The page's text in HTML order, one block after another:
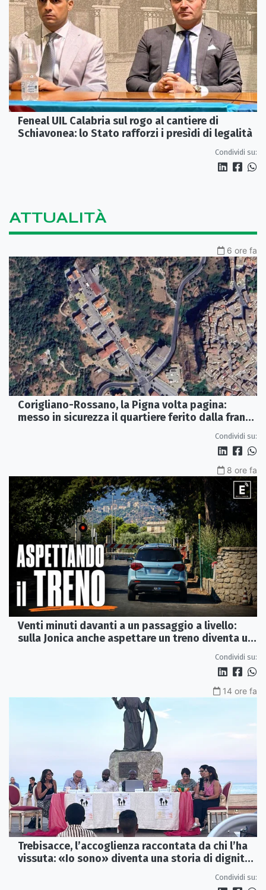
Feneal UIL Calabria sul rogo al cantiere di
Schiavonea: lo Stato rafforzi i presìdi di legalità
Condividi su:
ATTUALITÀ
6 ore fa
Corigliano-Rossano, la Pigna volta pagina:
messo in sicurezza il quartiere ferito dalla frana
Condividi su:
8 ore fa
Venti minuti davanti a un passaggio a livello:
sulla Jonica anche aspettare un treno diventa un
Condividi su:
14 ore fa
Trebisacce, l’accoglienza raccontata da chi l’ha
vissuta: «Io sono» diventa una storia di dignità
Condividi su: